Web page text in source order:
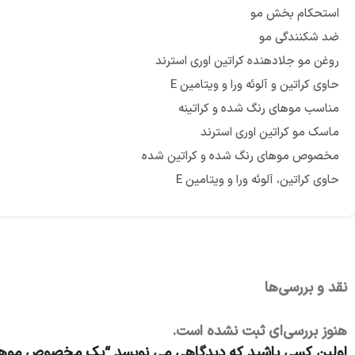
استحکام بخش مو
ضد شکنندگی مو
روغن مو جلادهنده کراتین اوری استرند
حاوی کراتین و آلوئه ورا و ویتامین E
مناسب موهای رنگ شده و کراتینه
ماسک مو کراتین اوری استرند
مخصوص موهای رنگ شده و کراتین شده
حاوی کراتین، آلوئه ورا و ویتامین E
نقد و بررسی‌ها
هنوز بررسی‌ای ثبت نشده است.